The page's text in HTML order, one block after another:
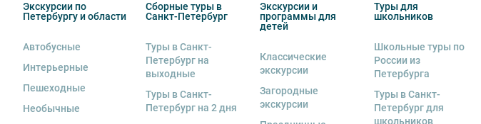
Экскурсии по
Петербургу и области
Автобусные
Интерьерные
Пешеходные
Необычные
Сборные туры в
Санкт-Петербург
Туры в Санкт-
Петербург на
выходные
Туры в Санкт-
Петербург на 2 дня
Экскурсии и
программы для
детей
Классические
экскурсии
Загородные
экскурсии
Туры для
школьников
Школьные туры по
России из
Петербурга
Туры в Санкт-
Петербург для
школьников